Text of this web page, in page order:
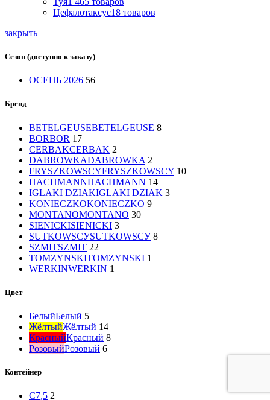
Цефалотаксус18 товаров
закрыть
Сезон (доступно к заказу)
ОСЕНЬ 2026 56
Бренд
BETELGEUSEBETELGEUSE 8
BORBOR 17
CERBAKCERBAK 2
DABROWKADABROWKA 2
FRYSZKOWSCYFRYSZKOWSCY 10
HACHMANNHACHMANN 14
IGLAKI DZIAKIGLAKI DZIAK 3
KONIECZKOKONIECZKO 9
MONTANOMONTANO 30
SIENICKISIENICKI 3
SUTKOWSCУSUTKOWSCУ 8
SZMITSZMIT 22
TOMZYNSKITOMZYNSKI 1
WERKINWERKIN 1
Цвет
БелыйБелый 5
ЖёлтыйЖёлтый 14
КрасныйКрасный 8
РозовыйРозовый 6
Контейнер
C7,5 2